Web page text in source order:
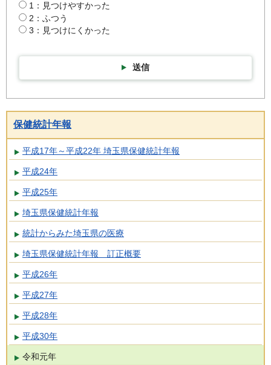
1：見つけやすかった
2：ふつう
3：見つけにくかった
送信
保健統計年報
平成17年～平成22年 埼玉県保健統計年報
平成24年
平成25年
埼玉県保健統計年報
統計からみた埼玉県の医療
埼玉県保健統計年報 訂正概要
平成26年
平成27年
平成28年
平成30年
令和元年